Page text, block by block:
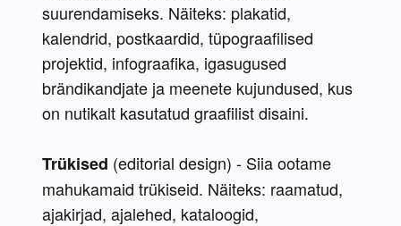
suurendamiseks. Näiteks: plakatid,
kalendrid, postkaardid, tüpograafilised
projektid, infograafika, igasugused
brändikandjate ja meenete kujundused, kus
on nutikalt kasutatud graafilist disaini.
Trükised (editorial design) - Siia ootame
mahukamaid trükiseid. Näiteks: raamatud,
ajakirjad, ajalehed, kataloogid,